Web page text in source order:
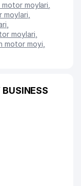
motor moylari
moylari
moylari
motor moyi